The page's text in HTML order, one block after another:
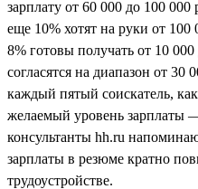
зарплату от 60 000 до 100
еще 10% хотят на руки от 100
8% готовы получать от 10
согласятся на диапазон от
каждый пятый соискатель,
желаемый уровень зарплаты
консультанты hh.ru
зарплаты в резюме кратно
трудоустройстве.